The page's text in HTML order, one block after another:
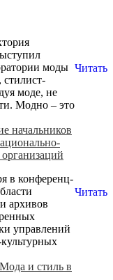
моды
стилист-
моде, не
Модно – это
Читать
начальников
в конференц-
архивов
управлений
Читать
и стиль в